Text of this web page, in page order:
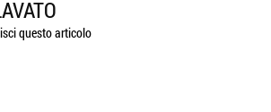
questo articolo